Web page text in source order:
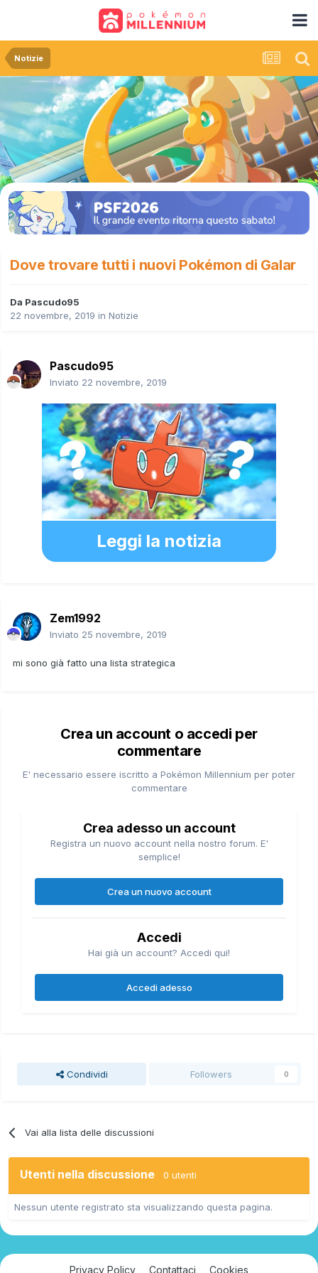
Notizie
Dove trovare tutti i nuovi Pokémon di Galar
Da Pascudo95
22 novembre, 2019 in Notizie
Pascudo95
Inviato 22 novembre, 2019
Leggi la notizia
Zem1992
Inviato 25 novembre, 2019
mi sono già fatto una lista strategica
Crea un account o accedi per
commentare
E' necessario essere iscritto a Pokémon Millennium per poter
commentare
Crea adesso un account
Registra un nuovo account nella nostro forum. E'
semplice!
Crea un nuovo account
Accedi
Hai già un account? Accedi qui!
Accedi adesso
Condividi Followers 0
Vai alla lista delle discussioni
Utenti nella discussione 0 utenti
Nessun utente registrato sta visualizzando questa pagina.
Privacy Policy Contattaci Cookies